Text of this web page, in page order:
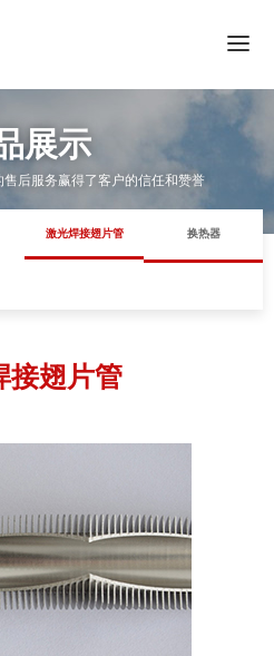
展示
后服务赢得了客户的信任和赞誉
激光焊接翅片管 换热器
接翅片管